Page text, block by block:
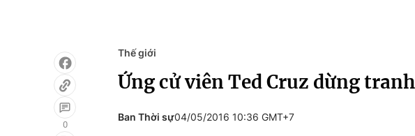
0
Thế giới
Ứng cử viên Ted Cruz dừng
Ban Thời sự04/05/2016 10:36 GMT+7